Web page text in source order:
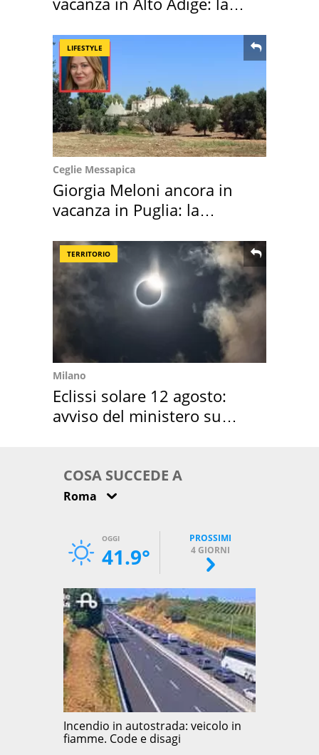
LIFESTYLE
Ceglie Messapica
Giorgia Meloni ancora in
vacanza in Puglia: la
TERRITORIO
Milano
Eclissi solare 12 agosto:
avviso del ministero su